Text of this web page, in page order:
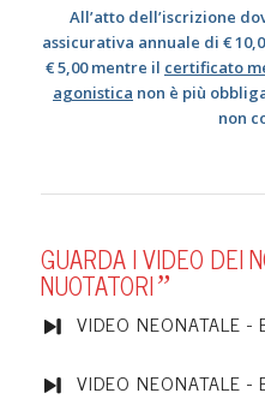
All’atto dell’iscrizione
assicurativa annuale di €
€ 5,00 mentre il certificato
agonistica non è più
non
GUARDA I VIDEO DEI
NUOTATORI”
VIDEO NEONATALE -
VIDEO NEONATALE -